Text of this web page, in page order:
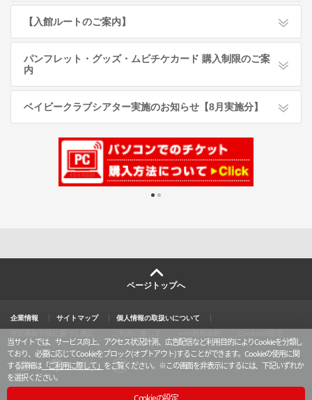
【入館ルートのご案内】
パンフレット・グッズ・ムビチケカード 購入制限のご案
内
ベイビークラブシアター実施のお知らせ【8月実施分】
ページトップへ
企業情報 サイトマップ
個人情報の取扱いについて
y
l
当サイトでは、サービス向上、アクセス状況計測、広告配信など利用目的によりCookieを分類し
ており、必要に応じてCookieをブロック(オプトアウト)することができます。Cookieの使用に関
する詳細は「ご利用に際して」 をご覧ください。 ※この画面を非表示にするには、下記いずれか
を選択ください。
Cookieの設定